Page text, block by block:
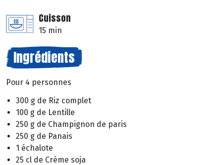
Cuisson
15 min
Ingrédients
Pour 4 personnes
300 g de Riz complet
100 g de Lentille
250 g de Champignon de paris
250 g de Panais
1 échalote
25 cl de Crème soja